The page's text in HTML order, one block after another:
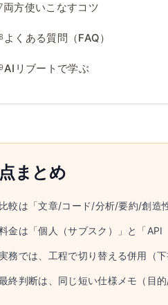
両方使いこなすコツ
よくある質問（FAQ）
AIリブートで学ぶ
まとめ
比較は「文章/コード/分析/要約/創造
金は「個人（サブスク）」と「API
務では、工程で切り替える併用（
終判断は、同じ短い仕様メモ（目